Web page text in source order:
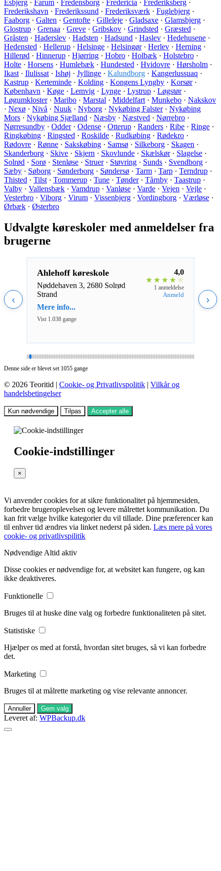
Esbjerg · Farum · Fredensborg · Fredericia · Frederiksberg ·
Frederikshavn · Frederikssund · Frederiksværk · Fuglebjerg ·
Faaborg · Galten · Gentofte · Gilleleje · Gladsaxe · Glamsbjerg ·
Glostrup · Grenaa · Greve · Gribskov · Grindsted · Græsted ·
Gråsten · Haderslev · Hadsten · Hadsund · Haslev · Hedehusene ·
Hedensted · Hellerup · Helsinge · Helsingør· Herlev · Herning ·
Hillerød · Hinnerup · Hjørring · Hobro · Holbæk · Holstebro ·
Holte · Horsens · Humlebæk · Hundested · Hvidovre · Hørsholm ·
Ikast · Ilulissat · Ishøj · Jyllinge · Kalundborg · Kangerlussuaq ·
Kastrup · Kerteminde · Kolding · Kongens Lyngby · Korsør·
København · Køge · Lemvig · Lynge · Lystrup · Løgstør·
Løgumkloster· Maribo · Marstal · Middelfart · Munkebo · Nakskov
· Nexø · Nivå · Nuuk · Nyborg · Nykøbing Falster· Nykøbing
Mors · Nykøbing Sjælland · Næsby · Næstved · Nørrebro ·
Nørresundby · Odder· Odense · Otterup · Randers · Ribe · Ringe ·
Ringkøbing · Ringsted · Roskilde · Rudkøbing · Rødekro ·
Rødovre · Rønne · Sakskøbing · Samsø · Silkeborg · Skagen ·
Skanderborg · Skive · Skjern · Skovlunde · Skælskør· Slagelse ·
Solrød · Sorø · Stenløse · Struer· Støvring · Sunds · Svendborg ·
Sæby · Søborg · Sønderborg · Søndersø · Tarm · Tarp · Terndrup ·
Thisted · Tilst · Tommerup · Tune · Tønder· Tårnby · Taastrup ·
Valby · Vallensbæk · Vamdrup · Vanløse · Varde · Vejen · Vejle ·
Vesterbro · Viborg · Virum · Vissenbjerg · Vordingborg · Værløse ·
Ørbæk · Østerbro
Udvalgte køreskoler med anmeldelser fra
brugerne
‹
Ahlehoff køreskole
Nøddehaven 3, 2680 Solrød
Strand
Mere info...
Vist 1.038 gange
4,0
★ ★ ★ ★ ★
1 anmeldelse
Anmeld ›
Denne side er blevet set 1055 gange
© 2026 Teoritid | Cookie- og Privatlivspolitik | Vilkår og
handelsbetingelser
Kun nødvendige Tilpas Accepter alle
Cookie-indstillinger
×
Vi anvender cookies for at sikre funktionalitet på hjemmesiden,
forbedre brugeroplevelsen og levere målrettet kommunikation. Du
kan frit vælge hvilke kategorier du vil tillade. Dine præferencer kan
til enhver tid ændres via linket nederst på siden. Læs mere på vores
cookie- og privatlivspilitik
Nødvendige Altid aktiv
Disse cookies er nødvendige for, at websitet kan fungere, og kan
ikke deaktiveres.
Funktionelle
Bruges til at huske dine valg og forbedre funktionaliteten på sitet.
Statistiske
Hjælper os med at forstå, hvordan sitet bruges, så vi kan forbedre
det.
Marketing
Bruges til at målrette marketing og vise relevante annoncer.
Annuller Gem valg
Leveret af: WPBackup.dk